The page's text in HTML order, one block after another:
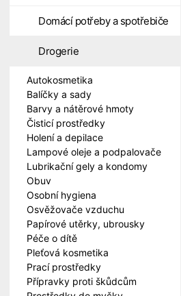
Domácí potřeby a spotřebiče
Drogerie
Autokosmetika
Balíčky a sady
Barvy a nátěrové hmoty
Čisticí prostředky
Holení a depilace
Lampové oleje a podpalovače
Lubrikační gely a kondomy
Obuv
Osobní hygiena
Osvěžovače vzduchu
Papírové utěrky, ubrousky
Péče o dítě
Pleťová kosmetika
Prací prostředky
Přípravky proti škůdcům